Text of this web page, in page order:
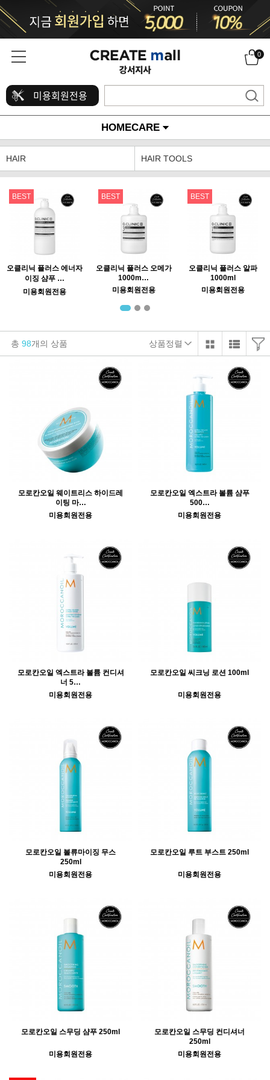
0
미용회원전용
HOMECARE
HAIR HAIR TOOLS
BEST
오클리닉 플러스 에너자
이징 샴푸 …
미용회원전용
BEST
오클리닉 플러스 오메가
1000m…
미용회원전용
BEST
오클리닉 플러스 알파
1000ml
미용회원전용
총 98개의 상품 상품정렬
모로칸오일 웨이트리스 하이드레
이팅 마…
미용회원전용
모로칸오일 엑스트라 볼륨 샴푸
500…
미용회원전용
모로칸오일 엑스트라 볼륨 컨디셔
너 5…
미용회원전용
모로칸오일 씨크닝 로션 100ml
미용회원전용
모로칸오일 볼류마이징 무스
250ml
미용회원전용
모로칸오일 루트 부스트 250ml
미용회원전용
모로칸오일 스무딩 샴푸 250ml
미용회원전용
모로칸오일 스무딩 컨디셔너
250ml
미용회원전용